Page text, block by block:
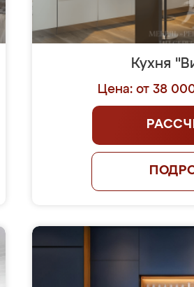
Кухня
Цена: от 38